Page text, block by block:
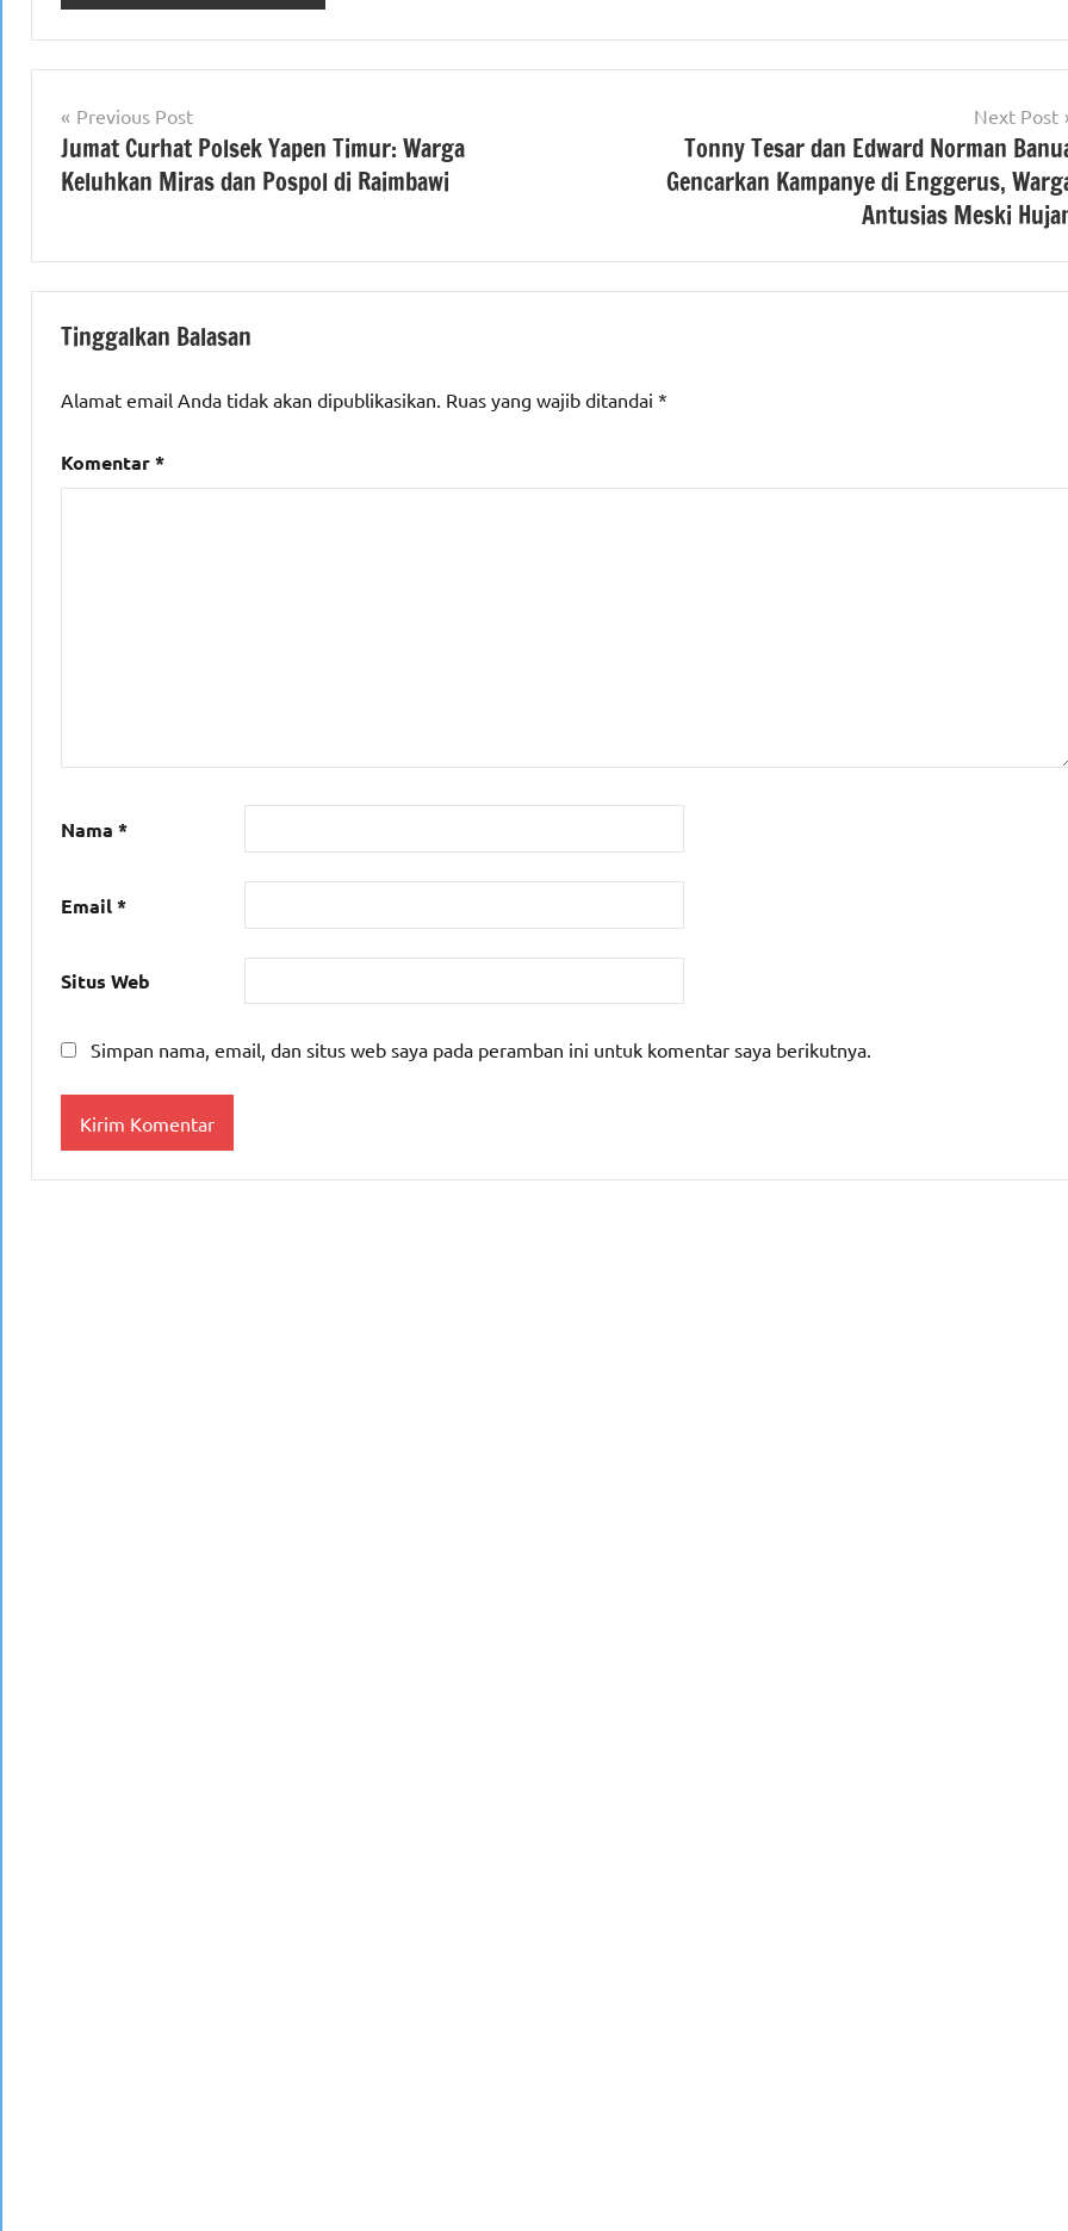
Navigasi
pos
Previous Post
Jumat Curhat Polsek Yapen Timur: Warga
Keluhkan Miras dan Pospol di Raimbawi
Next Post
Tonny Tesar dan Edward Norman
Gencarkan Kampanye di Enggerus,
Antusias Meski
Tinggalkan Balasan
Alamat email Anda tidak akan dipublikasikan. Ruas yang wajib ditandai *
Komentar*
Nama *
Email*
Situs Web
Simpan nama, email, dan situs web saya pada peramban ini untuk komentar saya berikutnya.